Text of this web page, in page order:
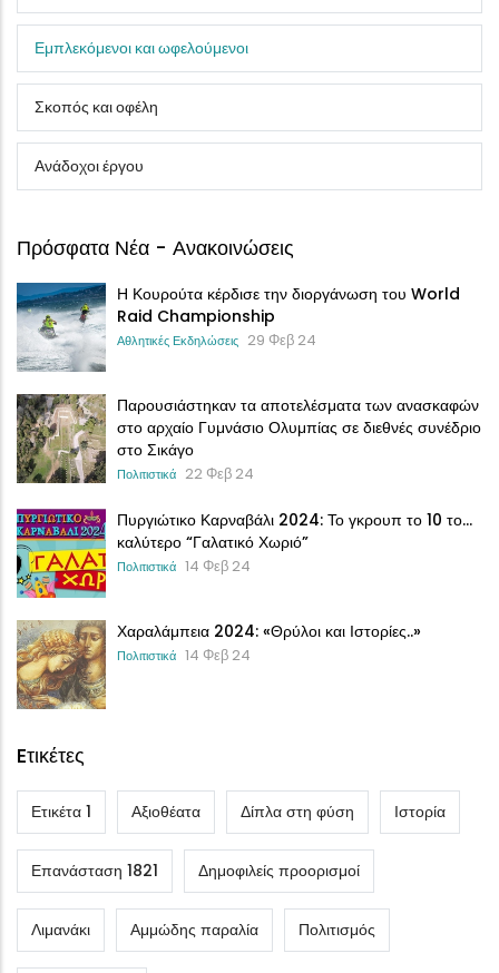
Εμπλεκόμενοι και ωφελούμενοι
Σκοπός και οφέλη
Ανάδοχοι έργου
Πρόσφατα Νέα - Ανακοινώσεις
Η Κουρούτα κέρδισε την διοργάνωση του World
Raid Championship
Αθλητικές Εκδηλώσεις 29 Φεβ 24
Παρουσιάστηκαν τα αποτελέσματα των ανασκαφών
στο αρχαίο Γυμνάσιο Ολυμπίας σε διεθνές συνέδριο
στο Σικάγο
Πολιτιστικά 22 Φεβ 24
Πυργιώτικο Καρναβάλι 2024: Το γκρουπ το 10 το…
καλύτερο “Γαλατικό Χωριό”
Πολιτιστικά 14 Φεβ 24
Χαραλάμπεια 2024: «Θρύλοι και Ιστορίες..»
Πολιτιστικά 14 Φεβ 24
Eτικέτες
Ετικέτα 1 Αξιοθέατα Δίπλα στη φύση Ιστορία
Επανάσταση 1821 Δημοφιλείς προορισμοί
Λιμανάκι Αμμώδης παραλία Πολιτισμός